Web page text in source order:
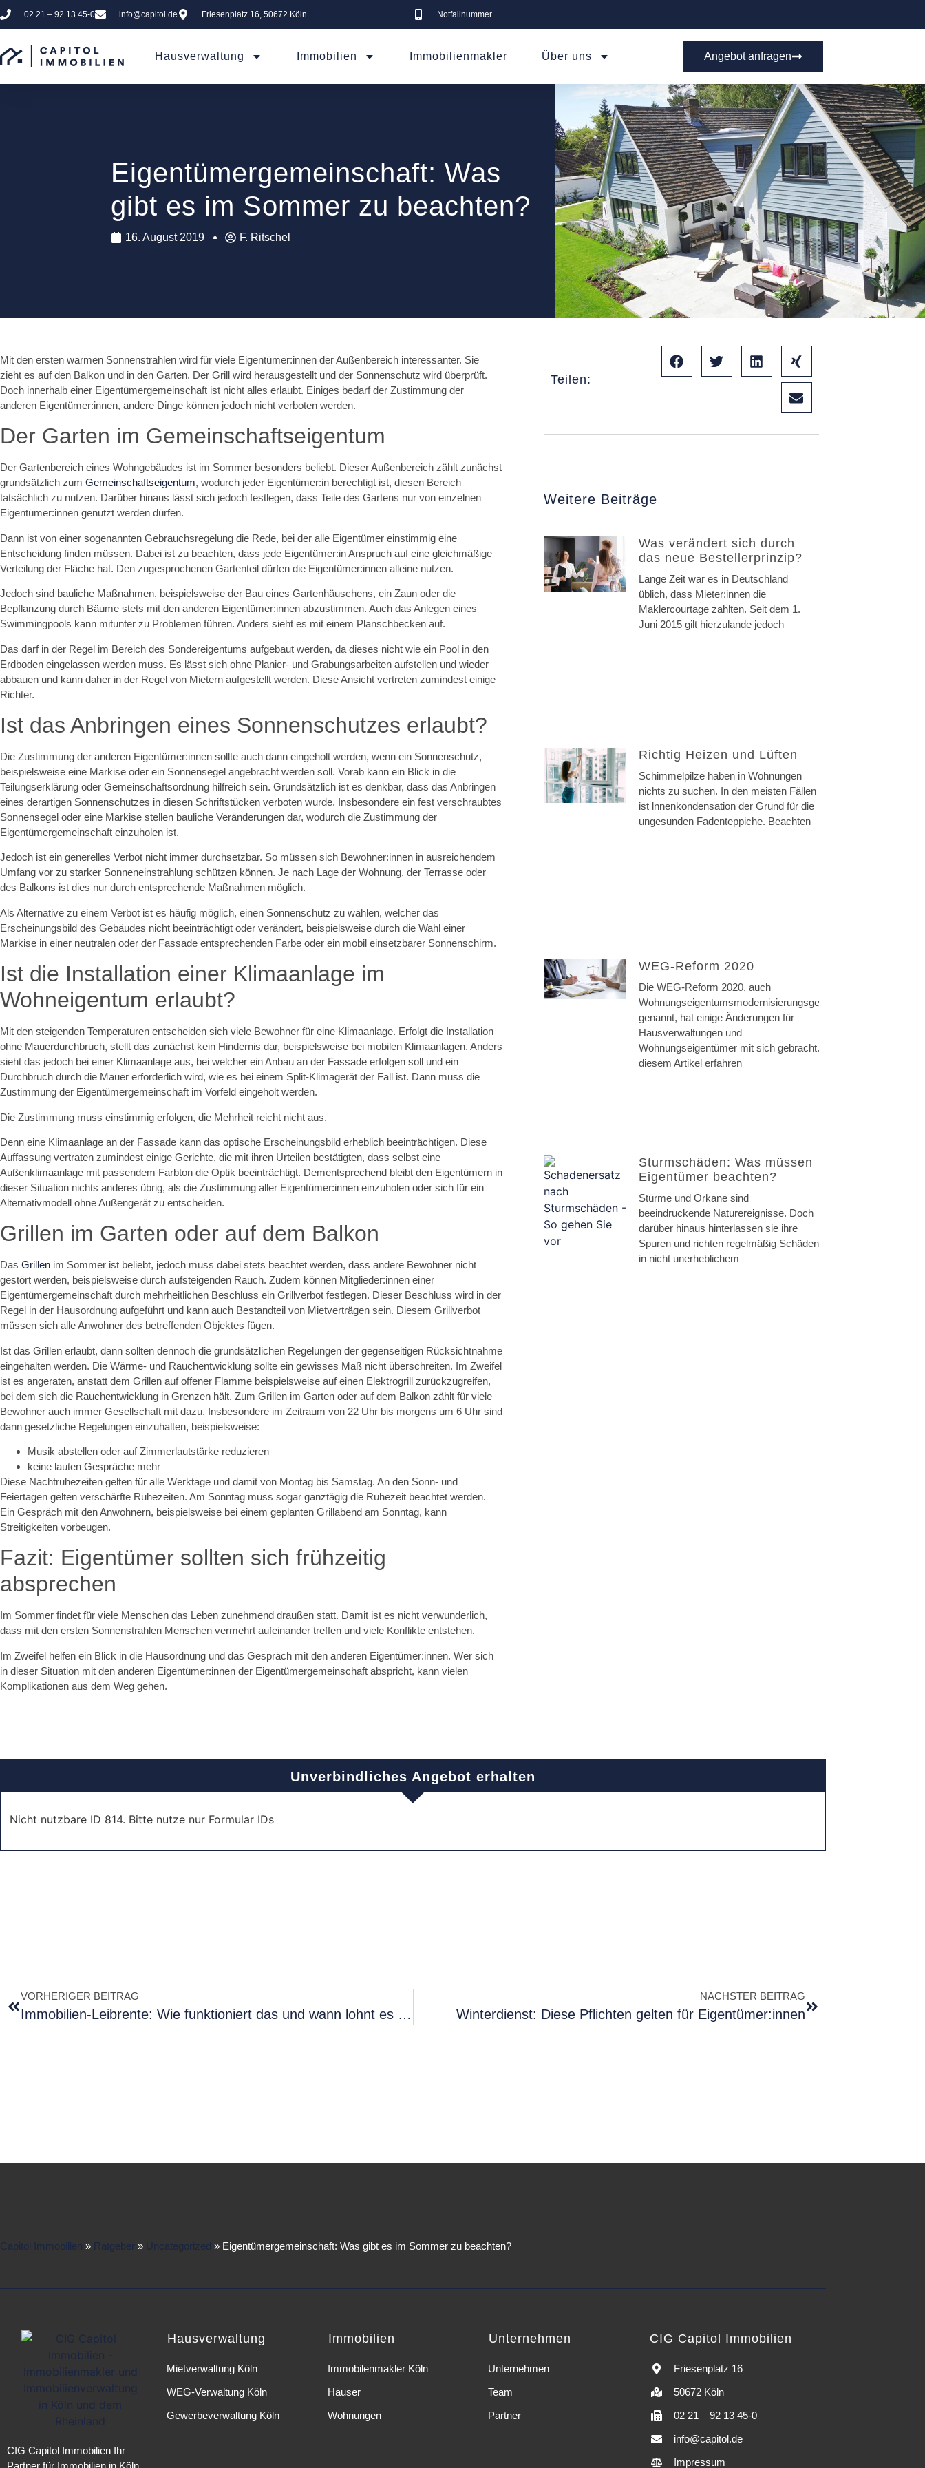
02 21 – 92 13 45-0 info@capitol.de Friesenplatz 16, 50672 Köln Notfallnummer
Hausverwaltung Immobilien Immobilienmakler Über uns Angebot anfragen
Eigentümergemeinschaft: Was
gibt es im Sommer zu beachten?
16. August 2019 F. Ritschel
Mit den ersten warmen Sonnenstrahlen wird für viele Eigentümer:innen der Außenbereich interessanter. Sie
zieht es auf den Balkon und in den Garten. Der Grill wird herausgestellt und der Sonnenschutz wird überprüft.
Doch innerhalb einer Eigentümergemeinschaft ist nicht alles erlaubt. Einiges bedarf der Zustimmung der
anderen Eigentümer:innen, andere Dinge können jedoch nicht verboten werden.
Der Garten im Gemeinschaftseigentum
Der Gartenbereich eines Wohngebäudes ist im Sommer besonders beliebt. Dieser Außenbereich zählt zunächst
grundsätzlich zum Gemeinschaftseigentum, wodurch jeder Eigentümer:in berechtigt ist, diesen Bereich
tatsächlich zu nutzen. Darüber hinaus lässt sich jedoch festlegen, dass Teile des Gartens nur von einzelnen
Eigentümer:innen genutzt werden dürfen.
Dann ist von einer sogenannten Gebrauchsregelung die Rede, bei der alle Eigentümer einstimmig eine
Entscheidung finden müssen. Dabei ist zu beachten, dass jede Eigentümer:in Anspruch auf eine gleichmäßige
Verteilung der Fläche hat. Den zugesprochenen Gartenteil dürfen die Eigentümer:innen alleine nutzen.
Jedoch sind bauliche Maßnahmen, beispielsweise der Bau eines Gartenhäuschens, ein Zaun oder die
Bepflanzung durch Bäume stets mit den anderen Eigentümer:innen abzustimmen. Auch das Anlegen eines
Swimmingpools kann mitunter zu Problemen führen. Anders sieht es mit einem Planschbecken auf.
Das darf in der Regel im Bereich des Sondereigentums aufgebaut werden, da dieses nicht wie ein Pool in den
Erdboden eingelassen werden muss. Es lässt sich ohne Planier- und Grabungsarbeiten aufstellen und wieder
abbauen und kann daher in der Regel von Mietern aufgestellt werden. Diese Ansicht vertreten zumindest einige
Richter.
Ist das Anbringen eines Sonnenschutzes erlaubt?
Die Zustimmung der anderen Eigentümer:innen sollte auch dann eingeholt werden, wenn ein Sonnenschutz,
beispielsweise eine Markise oder ein Sonnensegel angebracht werden soll. Vorab kann ein Blick in die
Teilungserklärung oder Gemeinschaftsordnung hilfreich sein. Grundsätzlich ist es denkbar, dass das Anbringen
eines derartigen Sonnenschutzes in diesen Schriftstücken verboten wurde. Insbesondere ein fest verschraubtes
Sonnensegel oder eine Markise stellen bauliche Veränderungen dar, wodurch die Zustimmung der
Eigentümergemeinschaft einzuholen ist.
Jedoch ist ein generelles Verbot nicht immer durchsetzbar. So müssen sich Bewohner:innen in ausreichendem
Umfang vor zu starker Sonneneinstrahlung schützen können. Je nach Lage der Wohnung, der Terrasse oder
des Balkons ist dies nur durch entsprechende Maßnahmen möglich.
Als Alternative zu einem Verbot ist es häufig möglich, einen Sonnenschutz zu wählen, welcher das
Erscheinungsbild des Gebäudes nicht beeinträchtigt oder verändert, beispielsweise durch die Wahl einer
Markise in einer neutralen oder der Fassade entsprechenden Farbe oder ein mobil einsetzbarer Sonnenschirm.
Ist die Installation einer Klimaanlage im
Wohneigentum erlaubt?
Mit den steigenden Temperaturen entscheiden sich viele Bewohner für eine Klimaanlage. Erfolgt die Installation
ohne Mauerdurchbruch, stellt das zunächst kein Hindernis dar, beispielsweise bei mobilen Klimaanlagen. Anders
sieht das jedoch bei einer Klimaanlage aus, bei welcher ein Anbau an der Fassade erfolgen soll und ein
Durchbruch durch die Mauer erforderlich wird, wie es bei einem Split-Klimagerät der Fall ist. Dann muss die
Zustimmung der Eigentümergemeinschaft im Vorfeld eingeholt werden.
Die Zustimmung muss einstimmig erfolgen, die Mehrheit reicht nicht aus.
Denn eine Klimaanlage an der Fassade kann das optische Erscheinungsbild erheblich beeinträchtigen. Diese
Auffassung vertraten zumindest einige Gerichte, die mit ihren Urteilen bestätigten, dass selbst eine
Außenklimaanlage mit passendem Farbton die Optik beeinträchtigt. Dementsprechend bleibt den Eigentümern in
dieser Situation nichts anderes übrig, als die Zustimmung aller Eigentümer:innen einzuholen oder sich für ein
Alternativmodell ohne Außengerät zu entscheiden.
Grillen im Garten oder auf dem Balkon
Das Grillen im Sommer ist beliebt, jedoch muss dabei stets beachtet werden, dass andere Bewohner nicht
gestört werden, beispielsweise durch aufsteigenden Rauch. Zudem können Mitglieder:innen einer
Eigentümergemeinschaft durch mehrheitlichen Beschluss ein Grillverbot festlegen. Dieser Beschluss wird in der
Regel in der Hausordnung aufgeführt und kann auch Bestandteil von Mietverträgen sein. Diesem Grillverbot
müssen sich alle Anwohner des betreffenden Objektes fügen.
Ist das Grillen erlaubt, dann sollten dennoch die grundsätzlichen Regelungen der gegenseitigen Rücksichtnahme
eingehalten werden. Die Wärme- und Rauchentwicklung sollte ein gewisses Maß nicht überschreiten. Im Zweifel
ist es angeraten, anstatt dem Grillen auf offener Flamme beispielsweise auf einen Elektrogrill zurückzugreifen,
bei dem sich die Rauchentwicklung in Grenzen hält. Zum Grillen im Garten oder auf dem Balkon zählt für viele
Bewohner auch immer Gesellschaft mit dazu. Insbesondere im Zeitraum von 22 Uhr bis morgens um 6 Uhr sind
dann gesetzliche Regelungen einzuhalten, beispielsweise:
Musik abstellen oder auf Zimmerlautstärke reduzieren
keine lauten Gespräche mehr
Diese Nachtruhezeiten gelten für alle Werktage und damit von Montag bis Samstag. An den Sonn- und
Feiertagen gelten verschärfte Ruhezeiten. Am Sonntag muss sogar ganztägig die Ruhezeit beachtet werden.
Ein Gespräch mit den Anwohnern, beispielsweise bei einem geplanten Grillabend am Sonntag, kann
Streitigkeiten vorbeugen.
Fazit: Eigentümer sollten sich frühzeitig
absprechen
Im Sommer findet für viele Menschen das Leben zunehmend draußen statt. Damit ist es nicht verwunderlich,
dass mit den ersten Sonnenstrahlen Menschen vermehrt aufeinander treffen und viele Konflikte entstehen.
Im Zweifel helfen ein Blick in die Hausordnung und das Gespräch mit den anderen Eigentümer:innen. Wer sich
in dieser Situation mit den anderen Eigentümer:innen der Eigentümergemeinschaft abspricht, kann vielen
Komplikationen aus dem Weg gehen.
Teilen:
Weitere Beiträge
Was verändert sich durch
das neue Bestellerprinzip?
Lange Zeit war es in Deutschland
üblich, dass Mieter:innen die
Maklercourtage zahlten. Seit dem 1.
Juni 2015 gilt hierzulande jedoch
Richtig Heizen und Lüften
Schimmelpilze haben in Wohnungen
nichts zu suchen. In den meisten Fällen
ist lnnenkondensation der Grund für die
ungesunden Fadenteppiche. Beachten
WEG-Reform 2020
Die WEG-Reform 2020, auch
Wohnungseigentumsmodernisierungsgesetz
genannt, hat einige Änderungen für
Hausverwaltungen und
Wohnungseigentümer mit sich gebracht. In
diesem Artikel erfahren
Sturmschäden: Was müssen
Eigentümer beachten?
Stürme und Orkane sind
beeindruckende Naturereignisse. Doch
darüber hinaus hinterlassen sie ihre
Spuren und richten regelmäßig Schäden
in nicht unerheblichem
Unverbindliches Angebot erhalten
Nicht nutzbare ID 814. Bitte nutze nur Formular IDs
VORHERIGER BEITRAG
Immobilien-Leibrente: Wie funktioniert das und wann lohnt es sich?
NÄCHSTER BEITRAG
Winterdienst: Diese Pflichten gelten für Eigentümer:innen
Capitol Immobilien » Ratgeber » Uncategorized » Eigentümergemeinschaft: Was gibt es im Sommer zu beachten?
CIG Capitol Immobilien Ihr
Hausverwaltung
Mietverwaltung Köln
WEG-Verwaltung Köln
Gewerbeverwaltung Köln
Immobilien
Immobilenmakler Köln
Häuser
Wohnungen
Unternehmen
Unternehmen
Team
Partner
CIG Capitol Immobilien
Friesenplatz 16
50672 Köln
02 21 – 92 13 45-0
info@capitol.de
Impressum